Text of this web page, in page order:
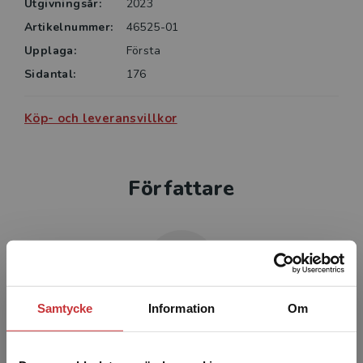
Samtycke Information Om
Utgivningsår:
2023
Artikelnummer:
46525-01
Upplaga:
Första
Sidantal:
176
Köp- och leveransvillkor
Författare
Annika Theodorsson